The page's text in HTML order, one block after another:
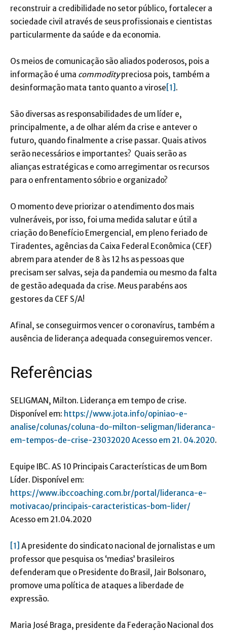
reconstruir a credibilidade no setor público, fortalecer a
sociedade civil através de seus profissionais e cientistas
particularmente da saúde e da economia.
Os meios de comunicação são aliados poderosos, pois a
informação é uma commoditypreciosa pois, também a
desinformação mata tanto quanto a virose [1] .
São diversas as responsabilidades de um líder e,
principalmente, a de olhar além da crise e antever o
futuro, quando finalmente a crise passar. Quais ativos
serão necessários e importantes? Quais serão as
alianças estratégicas e como arregimentar os recursos
para o enfrentamento sóbrio e organizado?
O momento deve priorizar o atendimento dos mais
vulneráveis, por isso, foi uma medida salutar e útil a
criação do Benefício Emergencial, em pleno feriado de
Tiradentes, agências da Caixa Federal Econômica (CEF)
abrem para atender de 8 às 12 hs as pessoas que
precisam ser salvas, seja da pandemia ou mesmo da falta
de gestão adequada da crise. Meus parabéns aos
gestores da CEF S/A!
Afinal, se conseguirmos vencer o coronavírus, também a
ausência de liderança adequada conseguiremos vencer.
Referências
SELIGMAN, Milton. Liderança em tempo de crise.
Disponível em: https://www.jota.info/opiniao-e-
analise/colunas/coluna-do-milton-seligman/lideranca-
em-tempos-de-crise-23032020 Acesso em 21. 04.2020.
Equipe IBC. AS 10 Principais Características de um Bom
Líder. Disponível em:
https://www.ibccoaching.com.br/portal/lideranca-e-
motivacao/principais-caracteristicas-bom-lider/
Acesso em 21.04.2020
[1] A presidente do sindicato nacional de jornalistas e um
professor que pesquisa os ‘medias’ brasileiros
defenderam que o Presidente do Brasil, Jair Bolsonaro,
promove uma política de ataques a liberdade de
expressão.
Maria José Braga, presidente da Federação Nacional dos